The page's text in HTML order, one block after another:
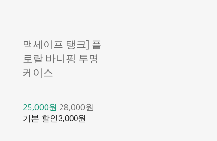
맥세이프 탱크] 플
로랄 바니핑 투명
케이스
25,000원 28,000원
기본 할인3,000원